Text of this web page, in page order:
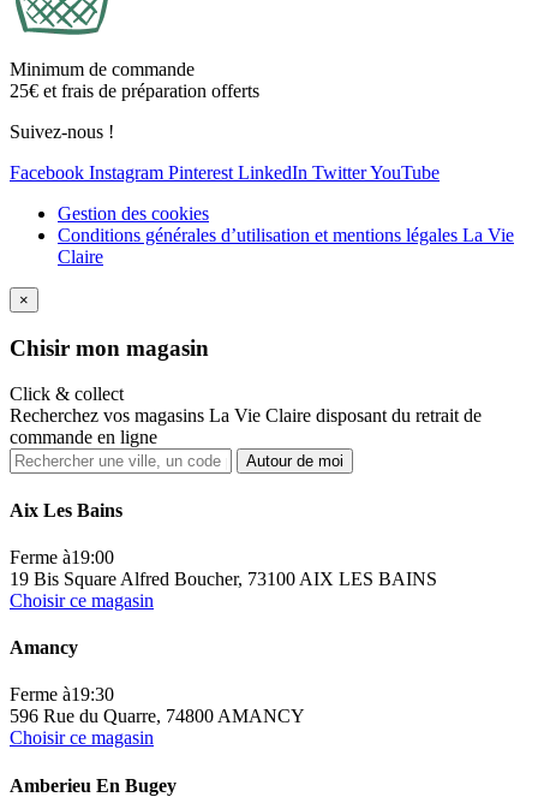
Minimum de commande
25€ et frais de préparation offerts
Suivez-nous !
Facebook Instagram Pinterest LinkedIn TwitterYouTube
Gestion des cookies
Conditions générales d’utilisation et mentions légales La Vie
Claire
×
Chisir mon magasin
Click & collect
Recherchez vos magasins La Vie Claire disposant du retrait de
commande en ligne
Autour de moi
Aix Les Bains
Ferme à19:00
19 Bis Square Alfred Boucher, 73100 AIX LES BAINS
Choisir ce magasin
Amancy
Ferme à19:30
596 Rue du Quarre, 74800 AMANCY
Choisir ce magasin
Amberieu En Bugey